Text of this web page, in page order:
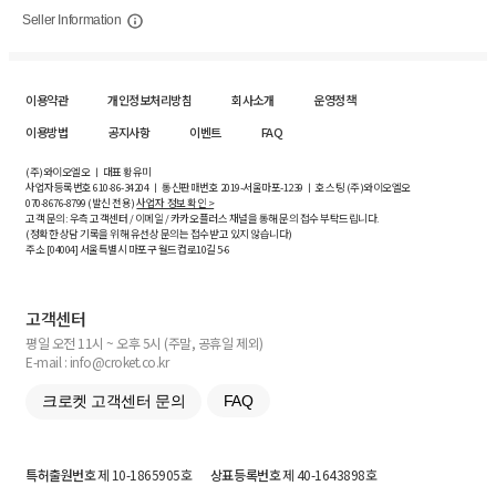
Seller Information
이용약관 개인정보처리방침 회사소개
운영정책
이용방법
공지사항 이벤트 FAQ
(주)와이오엘오 ㅣ 대표 황유미
사업자등록번호610-86-34204ㅣ 통신판매번호 2019-서울마포-1239 ㅣ 호스팅 (주)와이오엘오
070-8676-8799 (발신 전용)사업자 정보 확인 >
고객 문의: 우측 고객센터 / 이메일 / 카카오플러스 채널을 통해 문의 접수 부탁드립니다.
(정확한 상담 기록을 위해 유선상 문의는 접수받고 있지 않습니다)
주소 [04004] 서울특별시 마포구 월드컵로10길5-6
고객센터
평일 오전 11시 ~ 오후 5시 (주말, 공휴일 제외)
E-mail : info@croket.co.kr
크로켓 고객센터 문의 FAQ
특허출원번호제 10-1865905호 상표등록번호제 40-1643898호